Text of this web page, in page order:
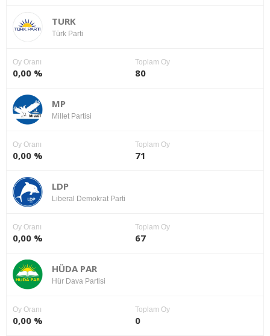
TURK
Türk Parti
Oy Oranı
0,00 %
Toplam Oy
80
MP
Millet Partisi
Oy Oranı
0,00 %
Toplam Oy
71
LDP
Liberal Demokrat Parti
Oy Oranı
0,00 %
Toplam Oy
67
HÜDA PAR
Hür Dava Partisi
Oy Oranı
0,00 %
Toplam Oy
0